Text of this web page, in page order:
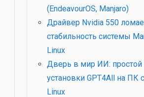
(EndeavourOS, Manjaro)
Драйвер Nvidia 550
стабильность системы
Linux
Дверь в мир ИИ: простой
установки GPT4All на ПК
Linux